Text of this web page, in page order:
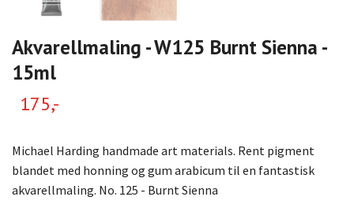
Akvarellmaling - W125 Burnt Sienna -
15ml
175,-
Michael Harding handmade art materials. Rent pigment
blandet med honning og gum arabicum til en fantastisk
akvarellmaling. No. 125 - Burnt Sienna